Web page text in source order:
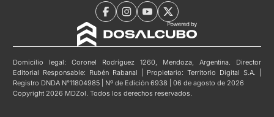
Domicilio legal: Coronel Rodríguez 1260, Mendoza, Argentina. Director
Editorial Responsable: Rubén Rabanal | Propietario: Territorio Digital S.A. |
Registro DNDA N°11804985 | Nº de Edición 6938 | 06 de agosto de 2026
Copyright 2026 MDZol. Todos los derechos reservados.